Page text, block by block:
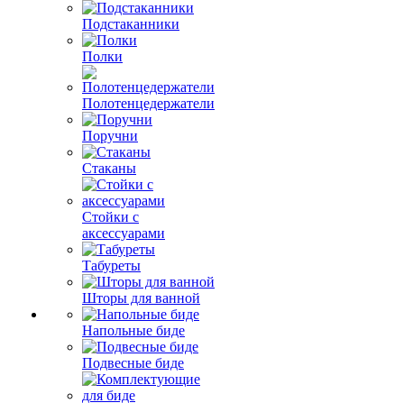
Подстаканники
Полки
Полотенцедержатели
Поручни
Стаканы
Стойки с
аксессуарами
Табуреты
Шторы для ванной
Напольные биде
Подвесные биде